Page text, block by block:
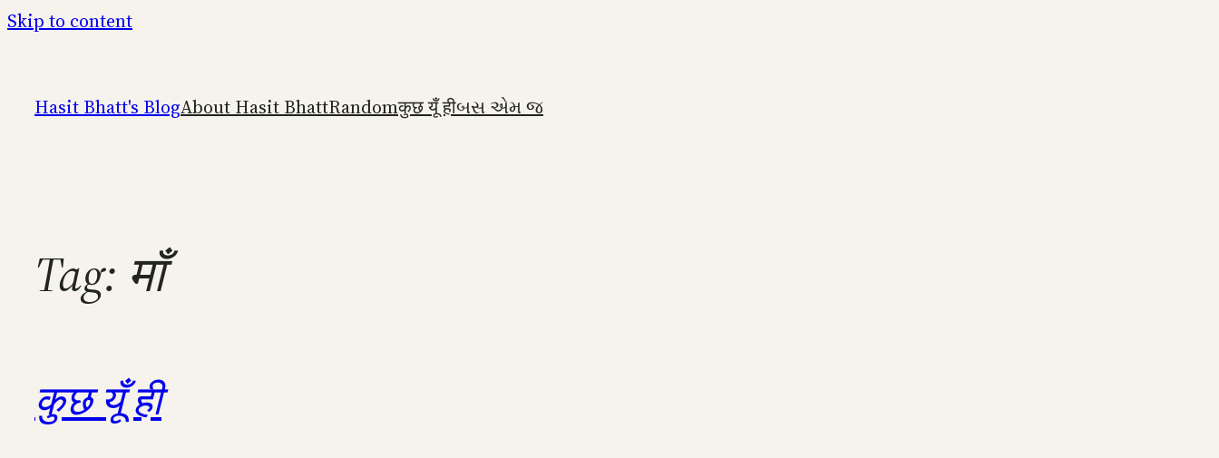
Skip to content
Hasit Bhatt's BlogAbout Hasit BhattRandomकुछ यूँ हीબસ એમ જ
Tag: माँ
कुछ यूँ ही